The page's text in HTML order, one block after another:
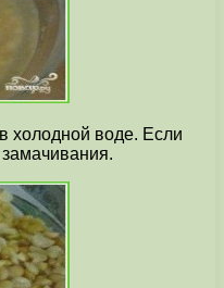
холодной воде. Если